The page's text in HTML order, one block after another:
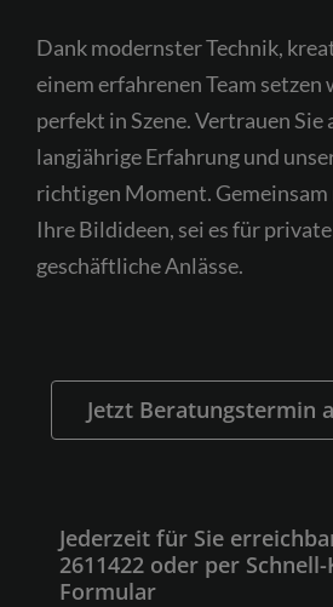
Dank modernster Technik,
einem erfahrenen Team
perfekt in Szene. Vertrauen Sie
langjährige Erfahrung und
richtigen Moment.
Ihre Bildideen, sei es für
geschäftliche Anlässe.
Jetzt Beratungstermin
Jederzeit für Sie
2611422 oder per
Formular